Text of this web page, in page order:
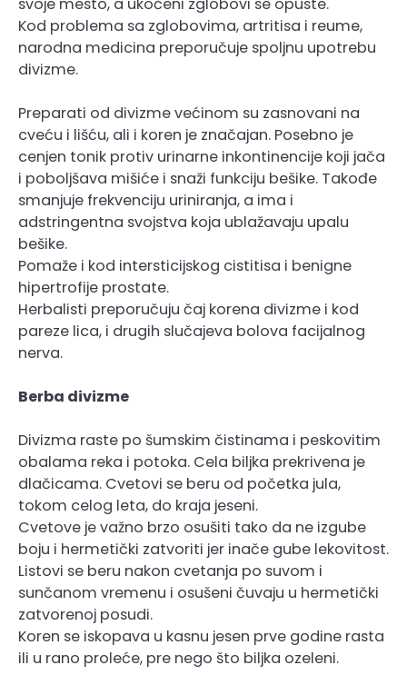
Kod problema sa zglobovima, artritisa i reume,
narodna medicina preporučuje spoljnu upotrebu
divizme.
Preparati od divizme većinom su zasnovani na
cveću i lišću, ali i koren je značajan. Posebno je
cenjen tonik protiv urinarne inkontinencije koji jača
i poboljšava mišiće i snaži funkciju bešike. Takođe
smanjuje frekvenciju uriniranja, a ima i
adstringentna svojstva koja ublažavaju upalu
bešike.
Pomaže i kod intersticijskog cistitisa i benigne
hipertrofije prostate.
Herbalisti preporučuju čaj korena divizme i kod
pareze lica, i drugih slučajeva bolova facijalnog
nerva.
Berba divizme
Divizma raste po šumskim čistinama i peskovitim
obalama reka i potoka. Cela biljka prekrivena je
dlačicama. Cvetovi se beru od početka jula,
tokom celog leta, do kraja jeseni.
Cvetove je važno brzo osušiti tako da ne izgube
boju i hermetički zatvoriti jer inače gube lekovitost.
Listovi se beru nakon cvetanja po suvom i
sunčanom vremenu i osušeni čuvaju u hermetički
zatvorenoj posudi.
Koren se iskopava u kasnu jesen prve godine rasta
ili u rano proleće, pre nego što biljka ozeleni.